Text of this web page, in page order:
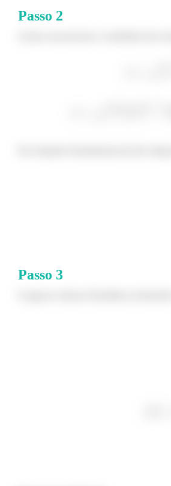
Passo 2
Passo 3